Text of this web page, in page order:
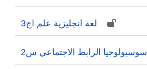
لغة انجليزية علم اج3
سوسيولوجيا الرابط الاجتماعي س2